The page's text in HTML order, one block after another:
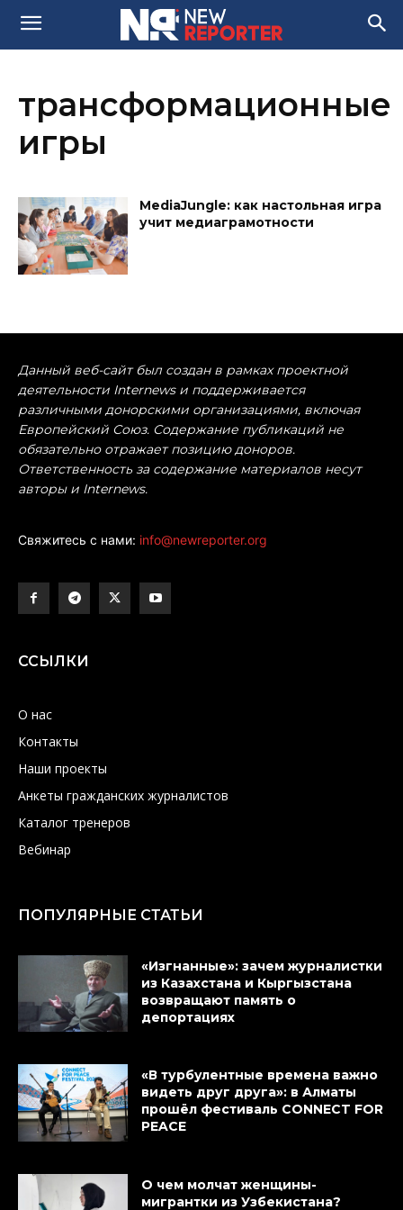
трансформационные
игры
MediaJungle: как настольная игра
учит медиаграмотности
Данный веб-сайт был создан в рамках проектной
деятельности Internews и поддерживается
различными донорскими организациями, включая
Европейский Союз. Содержание публикаций не
обязательно отражает позицию доноров.
Ответственность за содержание материалов несут
авторы и Internews.
Свяжитесь с нами: info@newreporter.org
ССЫЛКИ
О нас
Контакты
Наши проекты
Анкеты гражданских журналистов
Каталог тренеров
Вебинар
ПОПУЛЯРНЫЕ СТАТЬИ
«Изгнанные»: зачем журналистки
из Казахстана и Кыргызстана
возвращают память о
депортациях
«В турбулентные времена важно
видеть друг друга»: в Алматы
прошёл фестиваль CONNECT FOR
PEACE
О чем молчат женщины-
мигрантки из Узбекистана?